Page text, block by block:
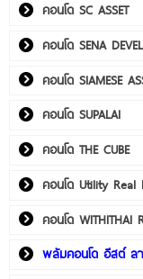
คอนโด SC ASSET
คอนโด SENA
คอนโด SIAMESE
คอนโด SUPALAI
คอนโด THE CUBE
คอนโด Utility Real
คอนโด WITHITHAI
พลัมคอนโด อีสต์ ล